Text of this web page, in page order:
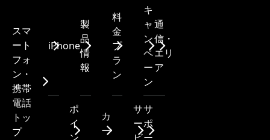
スマ
ート
フォ
ン・
携帯
電話
トッ
プ
iPhone
製
品
情
報
料
金
プ
ラ
ン
キ
ャ
ン
ペ
ー
ン
通
信・
エリ
ア
ポ
イ
カ
ー
サ
ー
サ
ポ